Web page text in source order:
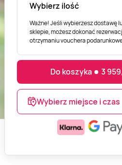
Wybierz ilość
Ważne! Jeśli wybierzesz dostawę
sklepie, możesz dokonać
otrzymaniu vouchera
Do koszyka 3
Wybierz miejsce i czas